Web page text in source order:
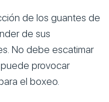
de los guantes de
de sus
No debe escatimar
provocar
el boxeo.